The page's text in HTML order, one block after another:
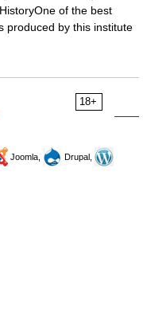
of the best
produced by this institute
18+
Joomla,
Drupal,